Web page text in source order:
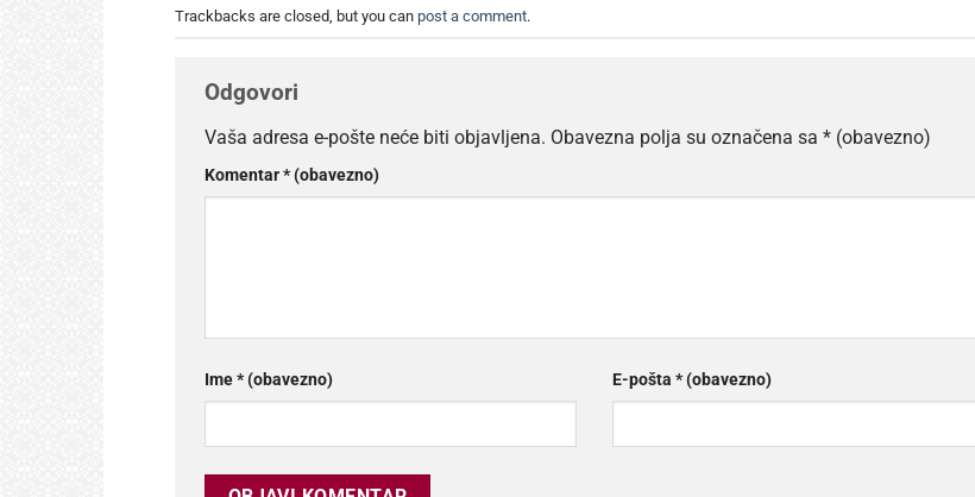
Trackbacks are closed, but you can post a comment.
Odgovori
Vaša adresa e-pošte neće biti objavljena. Obavezna polja su označena sa * (obavezno)
Komentar* (obavezno)
Ime* (obavezno) E-pošta* (obavezno)